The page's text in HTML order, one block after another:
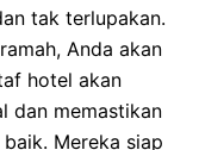
tak terlupakan.
Anda akan
hotel akan
dan memastikan
Mereka siap